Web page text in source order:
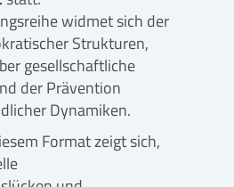
widmet sich der
Strukturen,
gesellschaftliche
der Prävention
Dynamiken.
Format zeigt sich,